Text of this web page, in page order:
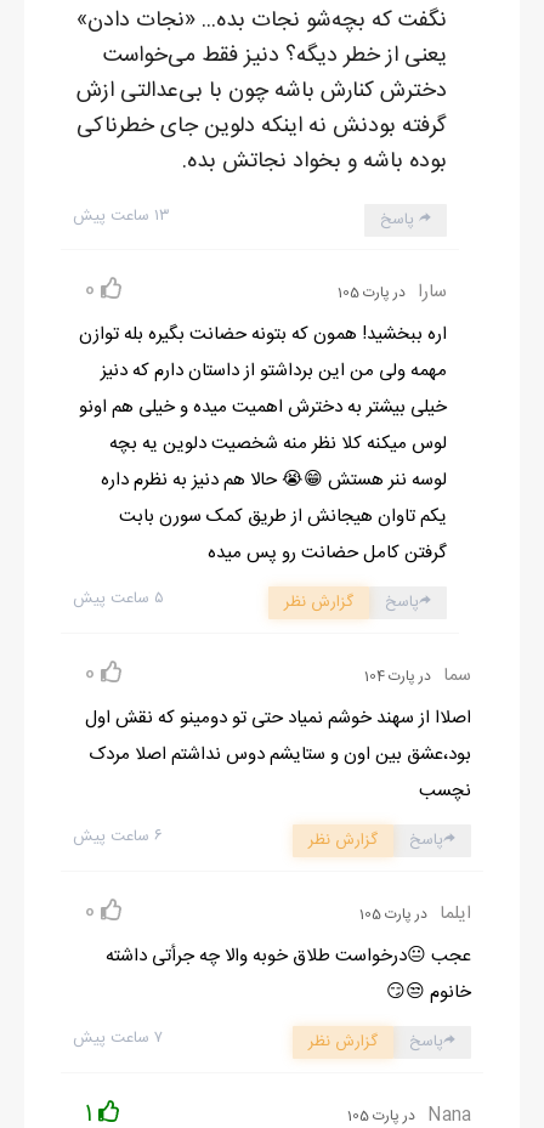
نگفت که بچه‌شو نجات بده... «نجات دادن»
یعنی از خطر دیگه؟ دنیز فقط می‌خواست
دخترش کنارش باشه چون با بی‌عدالتی ازش
گرفته بودنش نه اینکه دلوین جای خطرناکی
بوده باشه و بخواد نجاتش بده.
۱۳ ساعت پیش پاسخ
سارا در پارت 105 0
اره ببخشید! همون که بتونه حضانت بگیره بله توازن
مهمه ولی من این برداشتو از داستان دارم که دنیز
خیلی بیشتر به دخترش اهمیت میده و خیلی هم اونو
لوس میکنه کلا نظر منه شخصیت دلوین یه بچه
لوسه ننر هستش 😁😭 حالا هم دنیز به نظرم داره
یکم تاوان هیجانش از طریق کمک سورن بابت
گرفتن کامل حضانت رو پس میده
۵ ساعت پیش پاسخ گزارش نظر
سما در پارت 104 0
اصلاا از سهند خوشم نمیاد حتی تو دومینو که نقش اول
بود،عشق بین اون و ستایشم دوس نداشتم اصلا مردک
نچسب
۶ ساعت پیش پاسخ گزارش نظر
ایلما در پارت 105 0
عجب 😐درخواست طلاق خوبه والا چه جرأتی داشته
خانوم 😒😏
۷ ساعت پیش پاسخ گزارش نظر
Nana در پارت 105 1